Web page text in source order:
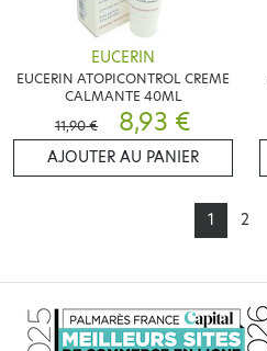
EUCERIN
EUCERIN ATOPICONTROL CREME
CALMANTE 40ML
11,90 €
8,93 €
AJOUTER AU PANIER
1 2